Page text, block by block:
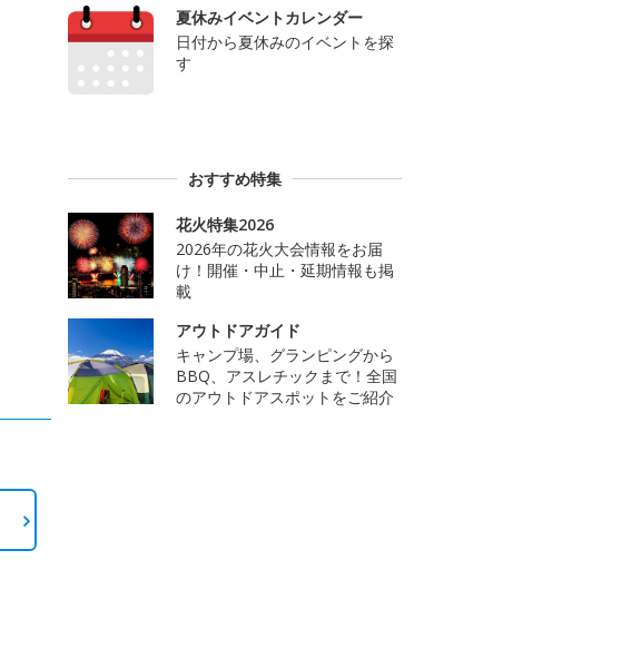
夏休みイベントカレンダー
日付から夏休みのイベントを探
す
おすすめ特集
花火特集2026
2026年の花火大会情報をお届
け！開催・中止・延期情報も掲
載
アウトドアガイド
キャンプ場、グランピングから
BBQ、アスレチックまで！全国
のアウトドアスポットをご紹介